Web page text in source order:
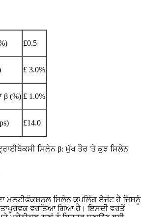
£0.5
£ 3.0%
β (%) £ 1.0%
£14.0
ਸਿਲੇਨ β: ਮੁੱਖ ਤੌਰ 'ਤੇ ਕੁਝ ਸਿਲੇਨ
ਮਲਟੀਫੰਕਸ਼ਨਲ ਸਿਲੇਨ ਕਪਲਿੰਗ ਏਜੰਟ ਹੈ ਜਿਸਨੂੰ
ਵਰਤਿਆ ਗਿਆ ਹੈ। ਇਸਦੀ ਵਰਤੋਂ